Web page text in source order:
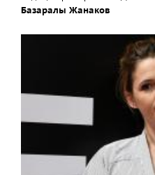
Базаралы Жанаков